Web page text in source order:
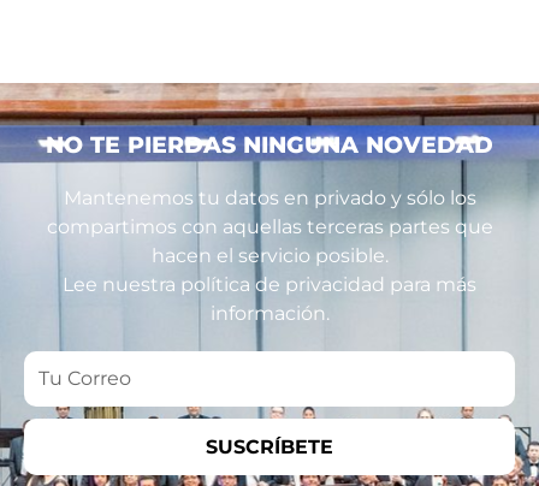
NO TE PIERDAS NINGUNA NOVEDAD
Mantenemos tu datos en privado y sólo los
compartimos con aquellas terceras partes que
hacen el servicio posible.
Lee nuestra política de privacidad para más
información.
Tu
Correo
SUSCRÍBETE